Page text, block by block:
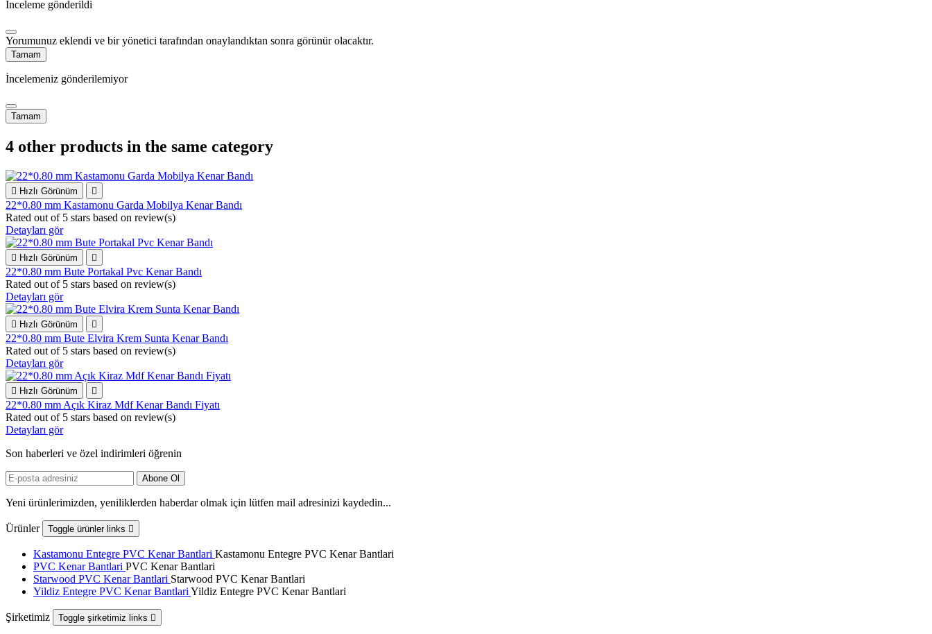
İnceleme gönderildi
Yorumunuz eklendi ve bir yönetici tarafından onaylandıktan sonra görünür olacaktır.
Tamam
İncelemeniz gönderilemiyor
Tamam
4 other products in the same category
 Hızlı Görünüm 
22*0.80 mm Kastamonu Garda Mobilya Kenar Bandı
Rated out of 5 stars based on review(s)
Detayları gör
 Hızlı Görünüm 
22*0.80 mm Bute Portakal Pvc Kenar Bandı
Rated out of 5 stars based on review(s)
Detayları gör
 Hızlı Görünüm 
22*0.80 mm Bute Elvira Krem Sunta Kenar Bandı
Rated out of 5 stars based on review(s)
Detayları gör
 Hızlı Görünüm 
22*0.80 mm Açık Kiraz Mdf Kenar Bandı Fiyatı
Rated out of 5 stars based on review(s)
Detayları gör
Son haberleri ve özel indirimleri öğrenin
Yeni ürünlerimizden, yeniliklerden haberdar olmak için lütfen mail adresinizi kaydedin...
Ürünler Toggle ürünler links 
Kastamonu Entegre PVC Kenar Bantlari Kastamonu Entegre PVC Kenar Bantlari
PVC Kenar Bantlari PVC Kenar Bantlari
Starwood PVC Kenar Bantlari Starwood PVC Kenar Bantlari
Yildiz Entegre PVC Kenar Bantlari Yildiz Entegre PVC Kenar Bantlari
Şirketimiz Toggle şirketimiz links 